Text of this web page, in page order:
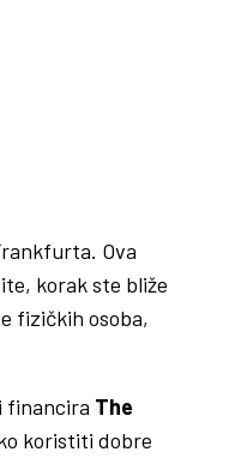
Ova
korak ste bliže
fizičkih osoba,
financira The
koristiti dobre